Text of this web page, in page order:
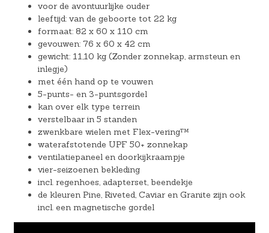
voor de avontuurlijke ouder
leeftijd: van de geboorte tot 22 kg
formaat: 82 x 60 x 110 cm
gevouwen: 76 x 60 x 42 cm
gewicht: 11,10 kg (Zonder zonnekap, armsteun en
inlegje)
met één hand op te vouwen
5-punts- en 3-puntsgordel
kan over elk type terrein
verstelbaar in 5 standen
zwenkbare wielen met Flex-vering™
waterafstotende UPF 50+ zonnekap
ventilatiepaneel en doorkijkraampje
vier-seizoenen bekleding
incl. regenhoes, adapterset, beendekje
de kleuren Pine, Riveted, Caviar en Granite zijn ook
incl. een magnetische gordel